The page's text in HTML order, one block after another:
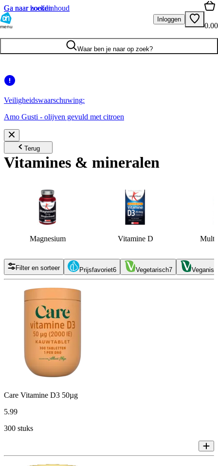
Ga naar hoofdinhoud
Ga naar zoeken
menu
Inloggen
0.00
Waar ben je naar op zoek?
Veiligheidswaarschuwing:
Amo Gusti - olijven gevuld met citroen
Terug
Vitamines & mineralen
Magnesium Vitamine D
Filter en sorteer Prijsfavoriet6 Vegetarisch7
Care Vitamine D3 50µg
5.99
300 stuks